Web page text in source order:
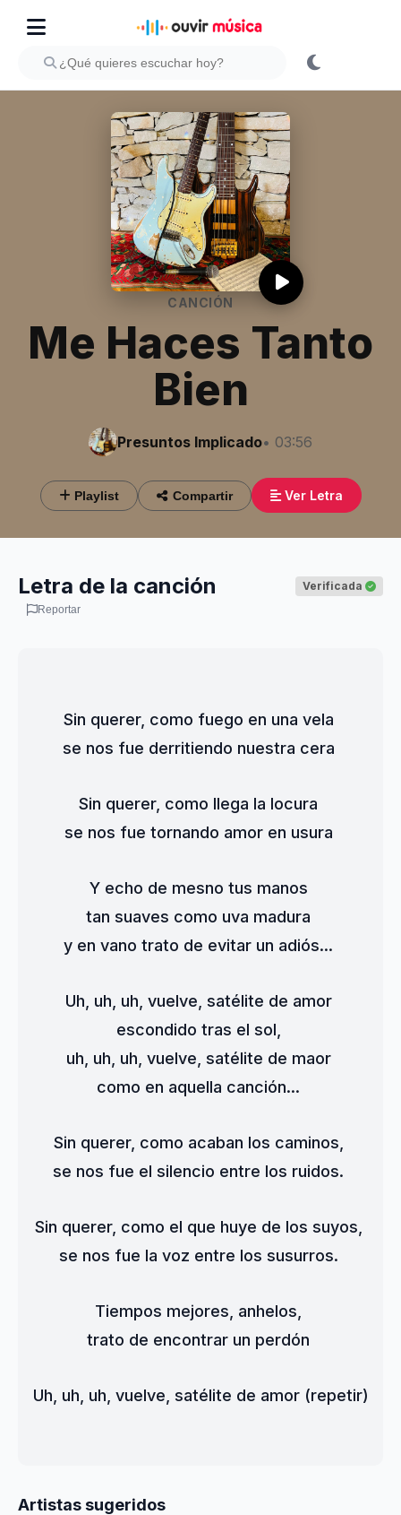
CANCIÓN
Me Haces Tanto
Bien
Presuntos Implicado• 03:56
Playlist Compartir Ver Letra
Letra de la canción Verificada
Reportar
Sin querer, como fuego en una vela
se nos fue derritiendo nuestra cera
Sin querer, como llega la locura
se nos fue tornando amor en usura
Y echo de mesno tus manos
tan suaves como uva madura
y en vano trato de evitar un adiós...
Uh, uh, uh, vuelve, satélite de amor
escondido tras el sol,
uh, uh, uh, vuelve, satélite de maor
como en aquella canción...
Sin querer, como acaban los caminos,
se nos fue el silencio entre los ruidos.
Sin querer, como el que huye de los suyos,
se nos fue la voz entre los susurros.
Tiempos mejores, anhelos,
trato de encontrar un perdón
Uh, uh, uh, vuelve, satélite de amor (repetir)
Artistas sugeridos